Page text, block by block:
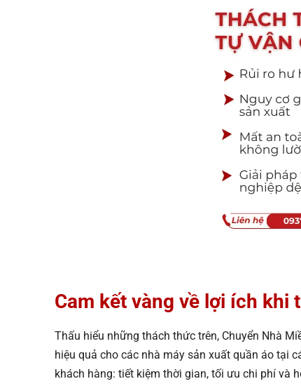
Cam kết vàng về lợi ích khi
Thấu hiểu những thách thức trên, Chuyển Nhà
hiệu quả cho các nhà máy sản xuất quần áo tại
khách hàng: tiết kiệm thời gian, tối ưu chi phí và